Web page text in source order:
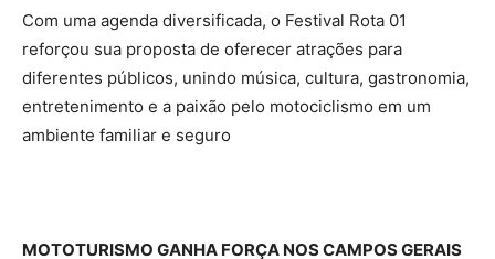
Com uma agenda diversificada, o Festival Rota 01
reforçou sua proposta de oferecer atrações para
diferentes públicos, unindo música, cultura, gastronomia,
entretenimento e a paixão pelo motociclismo em um
ambiente familiar e seguro
MOTOTURISMO GANHA FORÇA NOS CAMPOS GERAIS